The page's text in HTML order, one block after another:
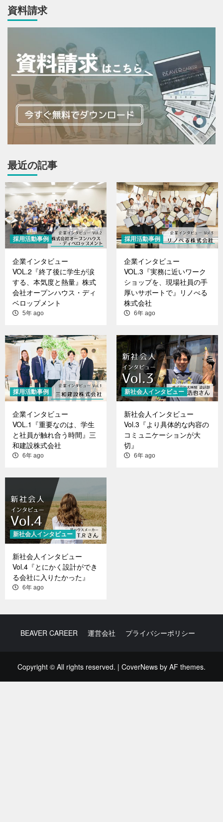
資料請求
最近の記事
採用活動事例
企業インタビュー
VOL.2『終了後に学生が涙
する、本気度と熱量』株式
会社オープンハウス・ディ
ベロップメント
5年 ago
採用活動事例
企業インタビュー
VOL.3『実務に近いワーク
ショップを、現場社員の手
厚いサポートで』リノべる
株式会社
6年 ago
採用活動事例
企業インタビュー
VOL.1『重要なのは、学生
と社員が触れ合う時間』三
和建設株式会社
6年 ago
新社会人インタビュー
新社会人インタビュー
Vol.3『より具体的な内容の
コミュニケーションが大
切』
6年 ago
新社会人インタビュー
新社会人インタビュー
Vol.4『とにかく設計ができ
る会社に入りたかった』
6年 ago
BEAVER CAREER 運営会社 プライバシーポリシー
Copyright © All rights reserved. | CoverNews by AF themes.